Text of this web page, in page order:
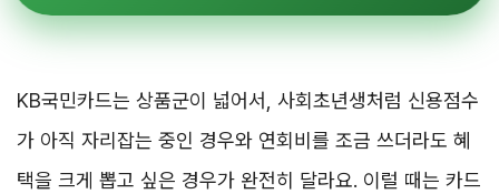
KB국민카드는 상품군이 넓어서, 사회초년생처럼 신용점수
가 아직 자리잡는 중인 경우와 연회비를 조금 쓰더라도 혜
택을 크게 뽑고 싶은 경우가 완전히 달라요. 이럴 때는 카드